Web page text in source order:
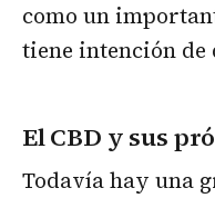
como un
tiene intención
El CBD y sus
Todavía hay una